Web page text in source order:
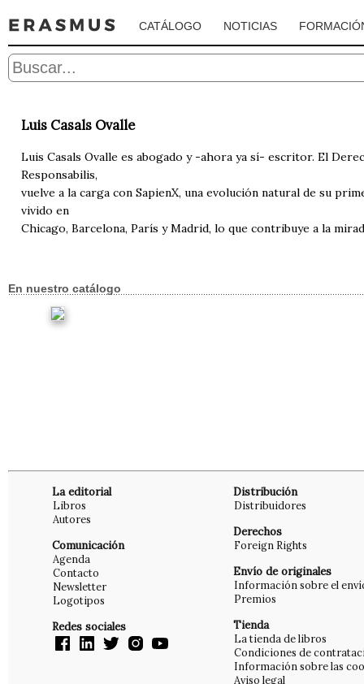
CATÁLOGO NOTICIAS
Luis Casals Ovalle
Luis Casals Ovalle es abogado y -ahora ya sí- escritor. El
Responsabilis,
vuelve a la carga con SapienX, una evolución natural de su
vivido en
Chicago, Barcelona, París y Madrid, lo que contribuye a la
En nuestro catálogo
La editorial
Libros
Autores
Comunicación
Agenda
Contacto
Newsletter
Logotipos
Redes sociales
Distribución
Distribuidores
Derechos
Foreign Rights
Envío de originales
Información sobre el
Premios
Tienda
La tienda de libros
Condiciones de
Información sobre las
Aviso legal